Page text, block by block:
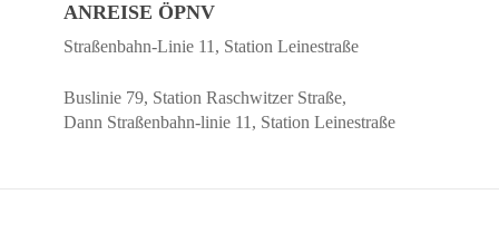
ANREISE ÖPNV
Straßenbahn-Linie 11, Station Leinestraße
Buslinie 79, Station Raschwitzer Straße,
Dann Straßenbahn-linie 11, Station Leinestraße